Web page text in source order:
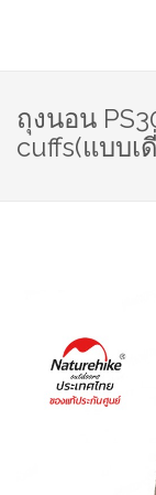
ถุงนอน
cuffs(แบบเ